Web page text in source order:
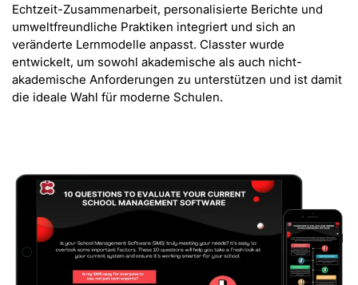
Echtzeit-Zusammenarbeit, personalisierte Berichte und
umweltfreundliche Praktiken integriert und sich an
veränderte Lernmodelle anpasst. Classter wurde
entwickelt, um sowohl akademische als auch nicht-
akademische Anforderungen zu unterstützen und ist damit
die ideale Wahl für moderne Schulen.